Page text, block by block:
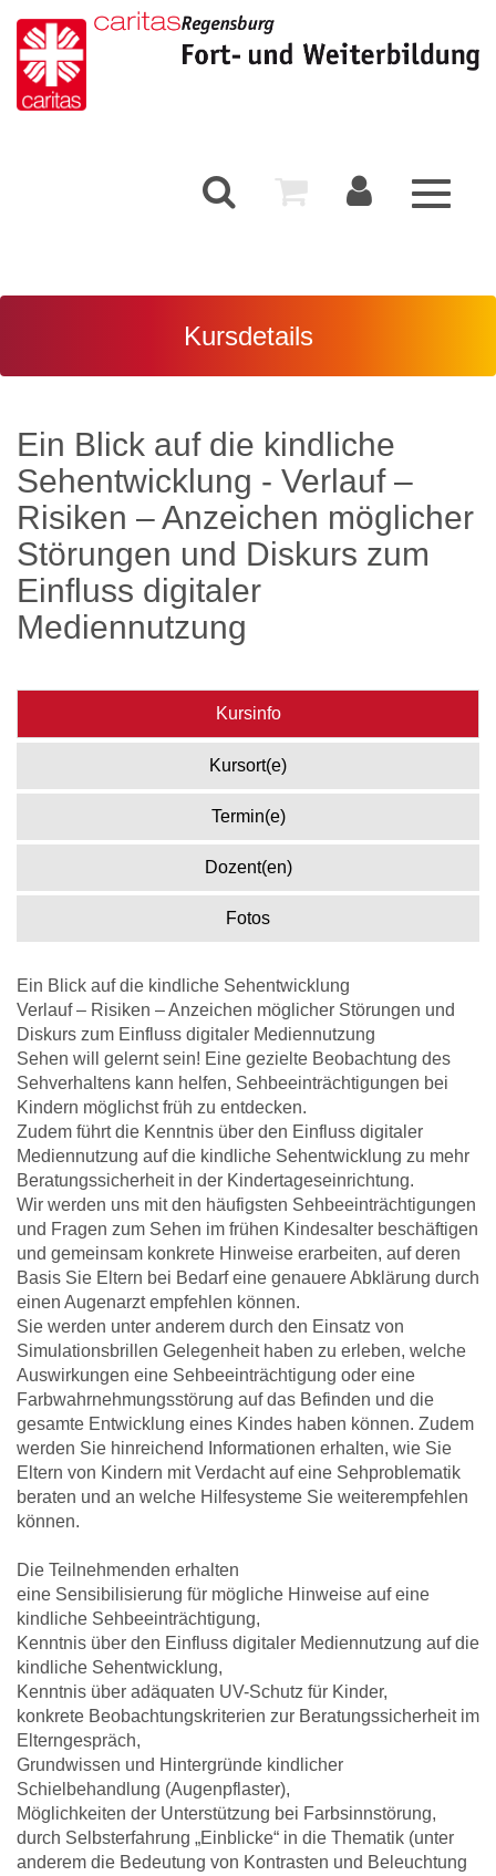
Toggle
Kursdetails
Ein Blick auf die kindliche
Sehentwicklung - Verlauf –
Risiken – Anzeichen möglicher
Störungen und Diskurs zum
Einfluss digitaler
Mediennutzung
Kursinfo
Kursort(e)
Termin(e)
Dozent(en)
Fotos
Ein Blick auf die kindliche Sehentwicklung
Verlauf – Risiken – Anzeichen möglicher Störungen und
Diskurs zum Einfluss digitaler Mediennutzung
Sehen will gelernt sein! Eine gezielte Beobachtung des
Sehverhaltens kann helfen, Sehbeeinträchtigungen bei
Kindern möglichst früh zu entdecken.
Zudem führt die Kenntnis über den Einfluss digitaler
Mediennutzung auf die kindliche Sehentwicklung zu mehr
Beratungssicherheit in der Kindertageseinrichtung.
Wir werden uns mit den häufigsten Sehbeeinträchtigungen
und Fragen zum Sehen im frühen Kindesalter beschäftigen
und gemeinsam konkrete Hinweise erarbeiten, auf deren
Basis Sie Eltern bei Bedarf eine genauere Abklärung durch
einen Augenarzt empfehlen können.
Sie werden unter anderem durch den Einsatz von
Simulationsbrillen Gelegenheit haben zu erleben, welche
Auswirkungen eine Sehbeeinträchtigung oder eine
Farbwahrnehmungsstörung auf das Befinden und die
gesamte Entwicklung eines Kindes haben können. Zudem
werden Sie hinreichend Informationen erhalten, wie Sie
Eltern von Kindern mit Verdacht auf eine Sehproblematik
beraten und an welche Hilfesysteme Sie weiterempfehlen
können.
Die Teilnehmenden erhalten
eine Sensibilisierung für mögliche Hinweise auf eine
kindliche Sehbeeinträchtigung,
Kenntnis über den Einfluss digitaler Mediennutzung auf die
kindliche Sehentwicklung,
Kenntnis über adäquaten UV-Schutz für Kinder,
konkrete Beobachtungskriterien zur Beratungssicherheit im
Elterngespräch,
Grundwissen und Hintergründe kindlicher
Schielbehandlung (Augenpflaster),
Möglichkeiten der Unterstützung bei Farbsinnstörung,
durch Selbsterfahrung „Einblicke“ in die Thematik (unter
anderem die Bedeutung von Kontrasten und Beleuchtung